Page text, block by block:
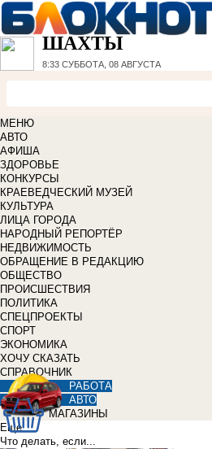
ШАХТЫ
8:33 СУББОТА, 08 АВГУСТА
МЕНЮ
АВТО
АФИША
ЗДОРОВЬЕ
КОНКУРСЫ
КРАЕВЕДЧЕСКИЙ МУЗЕЙ
КУЛЬТУРА
ЛИЦА ГОРОДА
НАРОДНЫЙ РЕПОРТЁР
НЕДВИЖИМОСТЬ
ОБРАЩЕНИЕ В РЕДАКЦИЮ
ОБЩЕСТВО
ПРОИСШЕСТВИЯ
ПОЛИТИКА
СПЕЦПРОЕКТЫ
СПОРТ
ЭКОНОМИКА
ХОЧУ СКАЗАТЬ
СПРАВОЧНИК
РАБОТА
АВТО
МАГАЗИНЫ
Еще
Что делать, если...